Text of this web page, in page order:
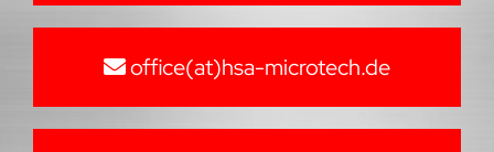
office(at)hsa-microtech.de